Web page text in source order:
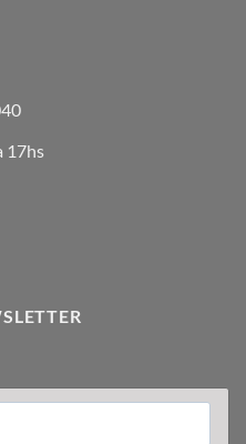
17hs